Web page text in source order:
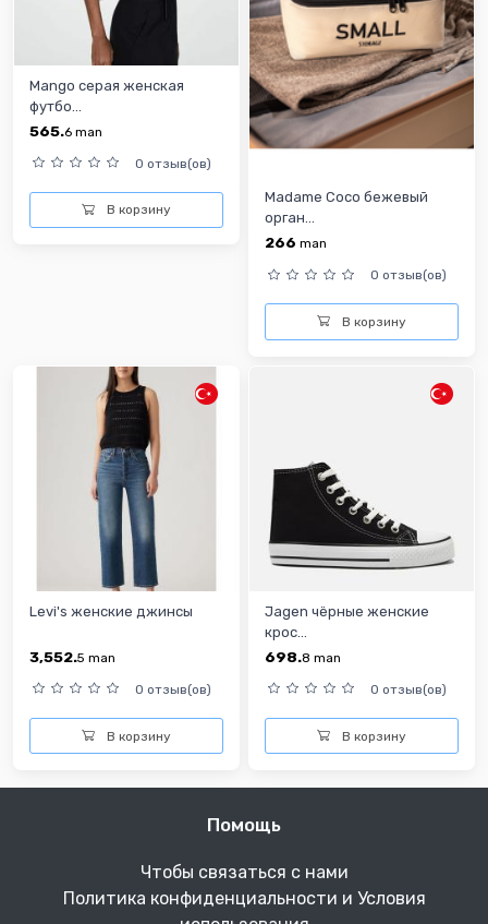
Mango серая женская
футбо...
565.6 man
0 отзыв(ов)
В корзину
Madame Coco бежевый
орган...
266 man
0 отзыв(ов)
В корзину
Levi's женские джинсы
3,552.5 man
0 отзыв(ов)
В корзину
Jagen чёрные женские
крос...
698.8 man
0 отзыв(ов)
В корзину
Помощь
Чтобы связаться с нами
Политика конфиденциальности и Условия